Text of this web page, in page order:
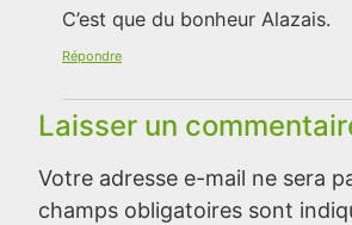
C’est que du bonheur Alazais.
Répondre
Laisser un
Votre adresse e-mail ne sera
champs obligatoires sont